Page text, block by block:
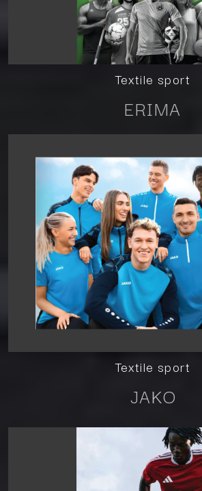
Textile sport
ERIMA
Textile sport
JAKO